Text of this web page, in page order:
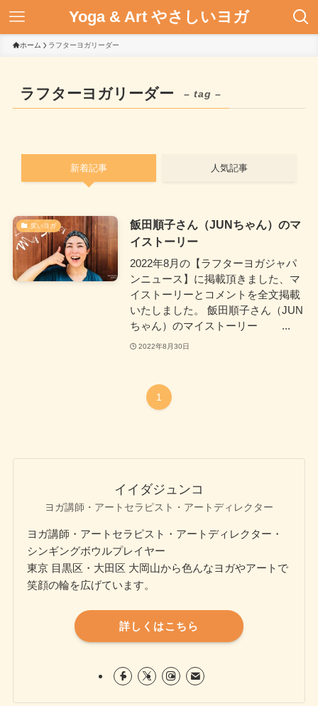
Yoga & Art やさしいヨガ
ホーム ラフターヨガリーダー
ラフターヨガリーダー – tag –
新着記事 人気記事
笑いヨガ
飯田順子さん（JUNちゃん）のマ
イストーリー
2022年8月の【ラフターヨガジャパ
ンニュース】に掲載頂きました、マ
イストーリーとコメントを全文掲載
いたしました。 飯田順子さん（JUN
ちゃん）のマイストーリー ...
2022年8月30日
1
イイダジュンコ
ヨガ講師・アートセラピスト・アートディレクター
ヨガ講師・アートセラピスト・アートディレクター・
シンギングボウルプレイヤー
東京 目黒区・大田区 大岡山から色んなヨガやアートで
笑顔の輪を広げています。
詳しくはこちら